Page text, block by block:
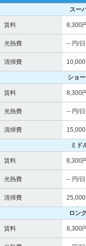
スー
賃料 8,300
光熱費 -- 円/日
清掃費
ショー
賃料 8,300
光熱費 -- 円/
清掃費
ミド
賃料 8,300
光熱費 -- 円/
清掃費
ロン
賃料 8,300